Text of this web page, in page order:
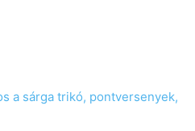
a sárga trikó, pontversenyek,